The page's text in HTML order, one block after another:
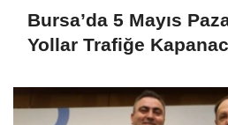
Bursa’da 5 Mayıs
Yollar Trafiğe